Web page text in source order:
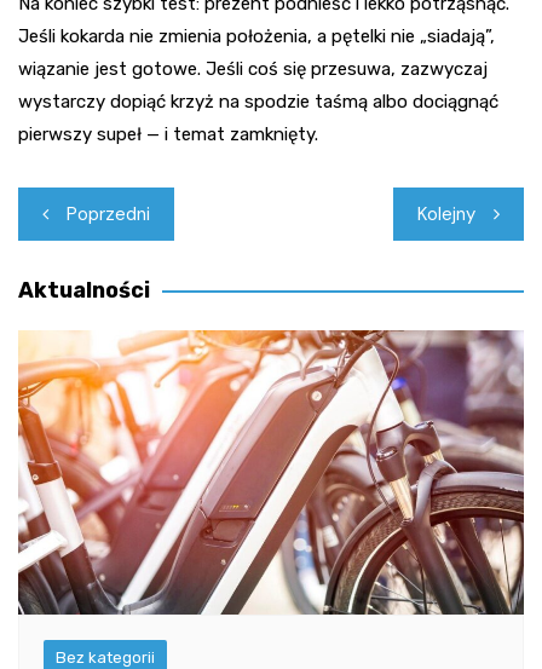
Jeśli kokarda nie zmienia położenia, a pętelki nie „siadają”,
wiązanie jest gotowe. Jeśli coś się przesuwa, zazwyczaj
wystarczy dopiąć krzyż na spodzie taśmą albo dociągnąć
pierwszy supeł — i temat zamknięty.
Nawigacja
wpisu
Poprzedni Kolejny
Aktualności
Bez kategorii